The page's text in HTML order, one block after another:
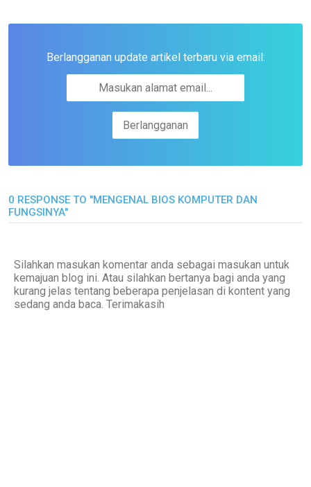
Berlangganan update artikel terbaru via email:
0 RESPONSE TO "MENGENAL BIOS KOMPUTER DAN
FUNGSINYA"
Silahkan masukan komentar anda sebagai masukan untuk
kemajuan blog ini. Atau silahkan bertanya bagi anda yang
kurang jelas tentang beberapa penjelasan di kontent yang
sedang anda baca. Terimakasih